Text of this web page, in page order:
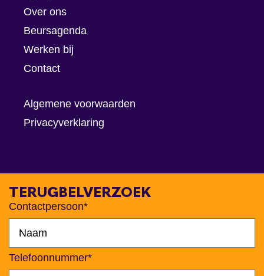
Over ons
Beursagenda
Werken bij
Contact
Algemene voorwaarden
Privacyverklaring
TERUGBELVERZOEK
Contactpersoon*
Telefoonnummer*